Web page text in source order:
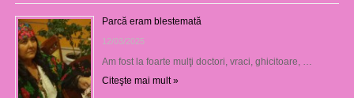
Parcă eram blestemată
12/03/2025
Am fost la foarte mulţi doctori, vraci, ghicitoare, …
Citeşte mai mult »